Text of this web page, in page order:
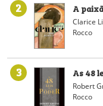
2 A
Clarice
Rocco
3 As 48
Robert
Rocco